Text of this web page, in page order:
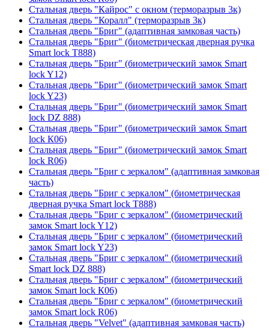
Стальная дверь "Кайрос" с окном (терморазрыв 3к)
Стальная дверь "Коралл" (терморазрыв 3к)
Стальная дверь "Бриг" (адаптивная замковая часть)
Стальная дверь "Бриг" (биометрическая дверная ручка
Smart lock T888)
Стальная дверь "Бриг" (биометрический замок Smart
lock Y12)
Стальная дверь "Бриг" (биометрический замок Smart
lock Y23)
Стальная дверь "Бриг" (биометрический замок Smart
lock DZ 888)
Стальная дверь "Бриг" (биометрический замок Smart
lock К06)
Стальная дверь "Бриг" (биометрический замок Smart
lock R06)
Стальная дверь "Бриг с зеркалом" (адаптивная замковая
часть)
Стальная дверь "Бриг с зеркалом" (биометрическая
дверная ручка Smart lock T888)
Стальная дверь "Бриг с зеркалом" (биометрический
замок Smart lock Y12)
Стальная дверь "Бриг с зеркалом" (биометрический
замок Smart lock Y23)
Стальная дверь "Бриг с зеркалом" (биометрический
Smart lock DZ 888)
Стальная дверь "Бриг с зеркалом" (биометрический
замок Smart lock К06)
Стальная дверь "Бриг с зеркалом" (биометрический
замок Smart lock R06)
Стальная дверь "Velvet" (адаптивная замковая часть)